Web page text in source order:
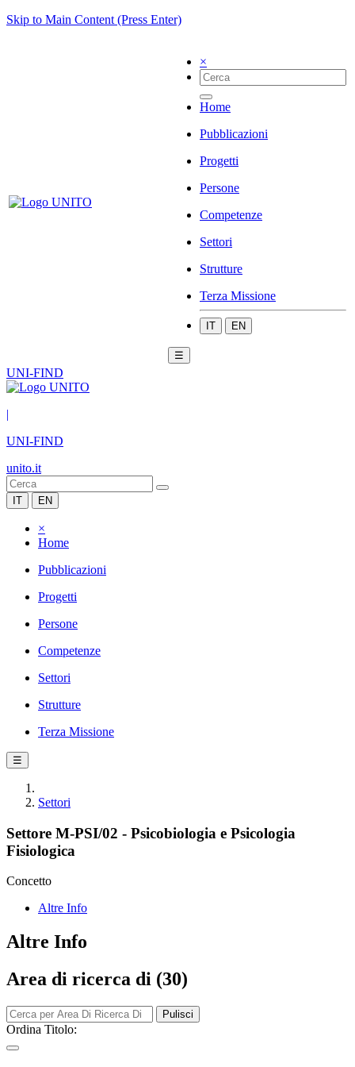
Skip to Main Content (Press Enter)
×
Home
Pubblicazioni
Progetti
Persone
Competenze
Settori
Strutture
Terza Missione
IT EN
☰
UNI-FIND
|
UNI-FIND
unito.it
IT EN
×
Home
Pubblicazioni
Progetti
Persone
Competenze
Settori
Strutture
Terza Missione
☰
Settori
Settore M-PSI/02 - Psicobiologia e Psicologia
Fisiologica
Concetto
Altre Info
Altre Info
Area di ricerca di (30)
Pulisci
Ordina Titolo: